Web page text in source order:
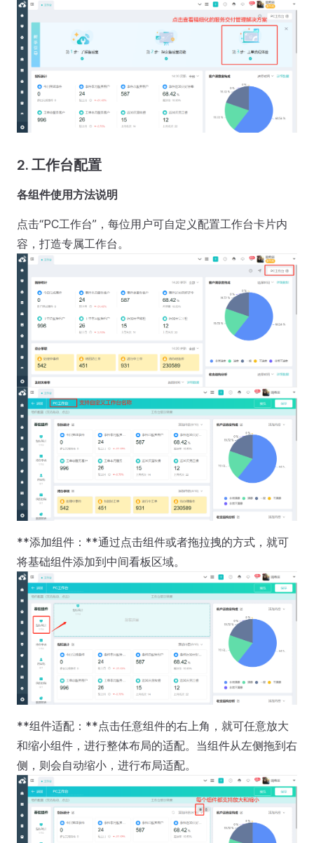
2. 工作台配置
各组件使用方法说明
点击“PC工作台”，每位用户可自定义配置工作台卡片内
容，打造专属工作台。
**添加组件：**通过点击组件或者拖拉拽的方式，就可
将基础组件添加到中间看板区域。
**组件适配：**点击任意组件的右上角，就可任意放大
和缩小组件，进行整体布局的适配。当组件从左侧拖到右
侧，则会自动缩小，进行布局适配。